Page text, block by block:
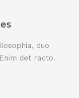
duo
det racto.